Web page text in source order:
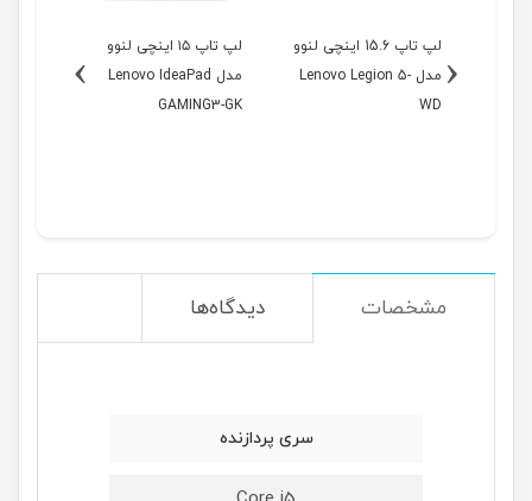
لپ تاپ 15.6 اینچی لنوو
مدل Lenovo Legion 5-
WD
لپ تاپ ۱۵ اینچی لنوو
مدل Lenovo IdeaPad
GAMING3-GK
‹
›
مشخصات دیدگاه‌ها
سری پردازنده